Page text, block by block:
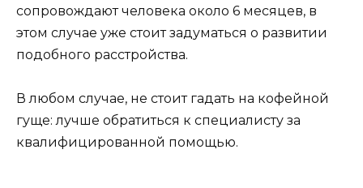
сопровождают человека около 6 месяцев, в
этом случае уже стоит задуматься о развитии
подобного расстройства.
В любом случае, не стоит гадать на кофейной
гуще: лучше обратиться к специалисту за
квалифицированной помощью.